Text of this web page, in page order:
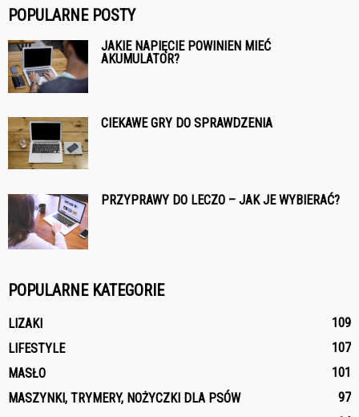
POPULARNE POSTY
JAKIE NAPIĘCIE POWINIEN MIEĆ
AKUMULATOR?
CIEKAWE GRY DO SPRAWDZENIA
PRZYPRAWY DO LECZO – JAK JE WYBIERAĆ?
POPULARNE KATEGORIE
LIZAKI
109
LIFESTYLE
107
MASŁO
101
MASZYNKI, TRYMERY, NOŻYCZKI DLA PSÓW
97